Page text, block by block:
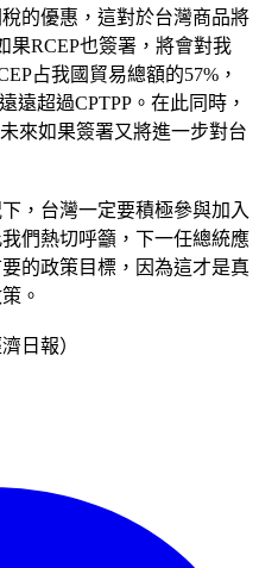
的優惠，這對於台灣商品將
果RCEP也簽署，將會對我
占我國貿易總額的57%，
遠超過CPTPP。在此同時，
來如果簽署又將進一步對台
，台灣一定要積極參與加入
們熱切呼籲，下一任總統應
的政策目標，因為這才是真
。
日報）